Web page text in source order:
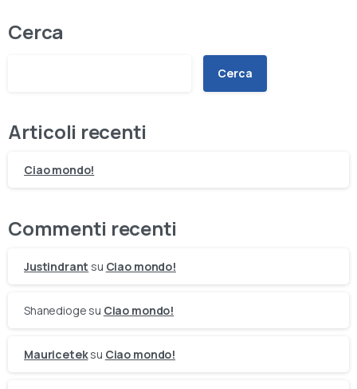
Cerca
Cerca
Articoli recenti
Ciao mondo!
Commenti recenti
Justindrant su Ciao mondo!
Shanedioge su Ciao mondo!
Mauriceteksu Ciao mondo!